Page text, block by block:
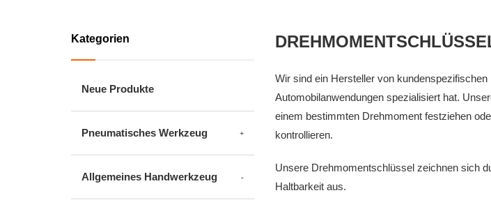
Kategorien
Neue Produkte
Pneumatisches Werkzeug
Allgemeines Handwerkzeug
Wir sind ein Hersteller von
Automobilanwendungen spezialisiert hat.
einem bestimmten Drehmoment festziehen
kontrollieren.
Unsere Drehmomentschlüssel zeichnen sich
Haltbarkeit aus.